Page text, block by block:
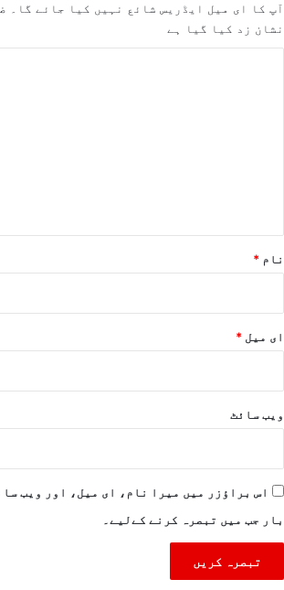
آپ کا ای میل ایڈریس شائع نہیں کیا جائے گا۔
نشان زد کیا گیا ہے
نام *
ای میل *
ویب‌ سائٹ
اس براؤزر میں میرا نام، ای میل، اور ویب
بار جب میں تبصرہ کرنے کےلیے۔